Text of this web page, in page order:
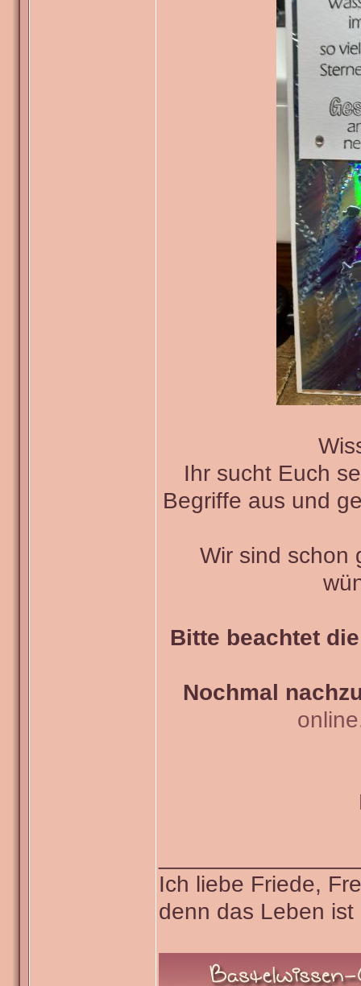
Ihr sucht Euch
Begriffe aus und
Wir sind schon
Bitte beachtet
Nochmal
Ich liebe Friede,
denn das Leben